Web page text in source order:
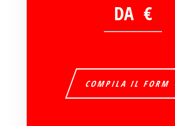
DA €
COMPILA IL FORM